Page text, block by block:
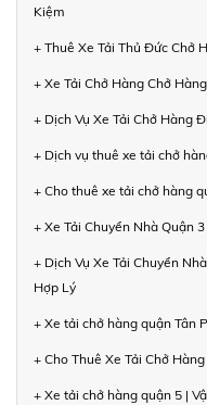
Kiệm
+ Thuê Xe Tải Thủ Đức Chở
+ Xe Tải Chở Hàng Chở
+ Dịch Vụ Xe Tải Chở Hàng
+ Dịch vụ thuê xe tải chở
+ Cho thuê xe tải chở hàng
+ Xe Tải Chuyển Nhà Quận
+ Dịch Vụ Xe Tải Chuyển
Hợp Lý
+ Xe tải chở hàng quận Tân
+ Cho Thuê Xe Tải Chở
+ Xe tải chở hàng quận 5 |